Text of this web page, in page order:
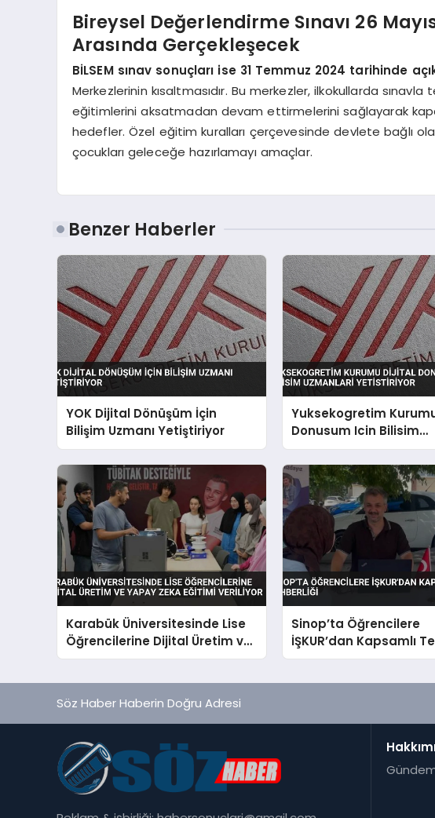
Bireysel Değerlendirme Sınavı 26
Arasında Gerçekleşecek
BİLSEM sınav sonuçları ise 31 Temmuz 2024 tarihinde
Merkezlerinin kısaltmasıdır. Bu merkezler, ilkokullarda
eğitimlerini aksatmadan devam ettirmelerini sağlayarak
hedefler. Özel eğitim kuralları çerçevesinde devlete bağlı
çocukları geleceğe hazırlamayı amaçlar.
Benzer Haberler
YOK Dijital Dönüşüm İçin
Bilişim Uzmanı Yetiştiriyor
Yuksekogretim
Donusum Icin Bilisim
Uzmanlari Yetistiriyor
Karabük Üniversitesinde Lise
Öğrencilerine Dijital Üretim ve
Yapay Zeka Eğitimi Veriliyor
Sinop’ta Öğrencilere
İŞKUR’dan Kapsamlı
Rehberliği
Söz Haber Haberin Doğru Adresi